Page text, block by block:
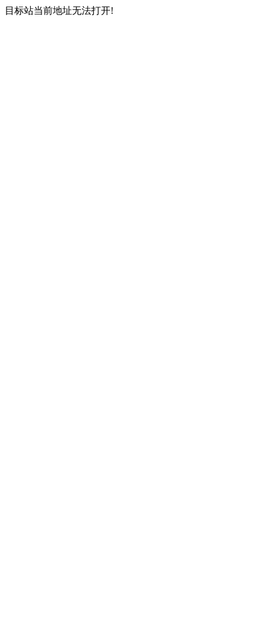
目标站当前地址无法打开!